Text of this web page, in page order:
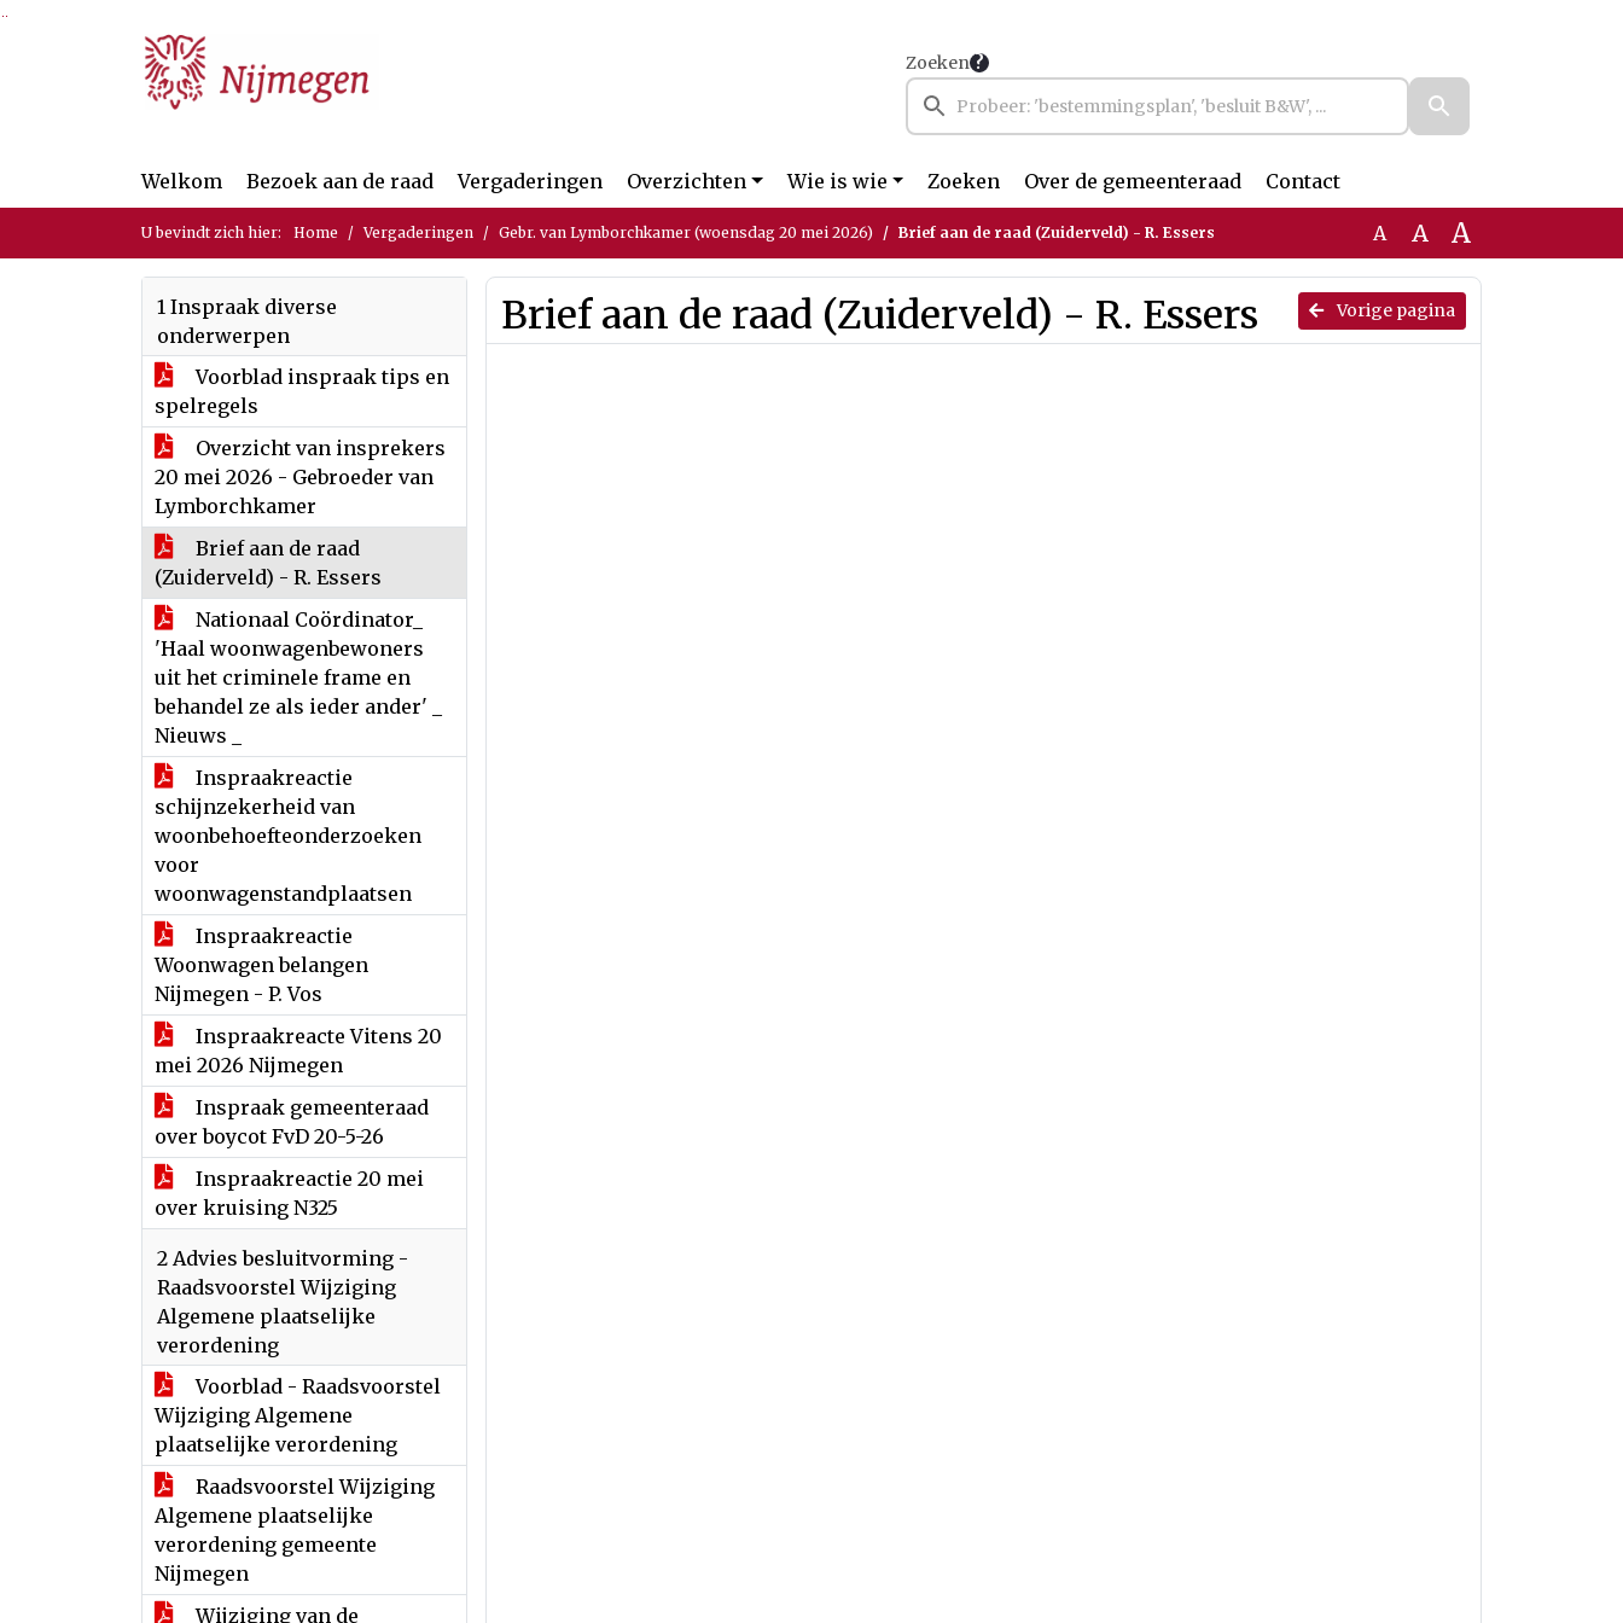
Ga naar de inhoud van deze pagina
Ga naar het zoeken
Ga naar het menu
Zoeken
Welkom Bezoek aan de raad Vergaderingen Overzichten Wie is wie Zoeken Over de gemeenteraad Contact
U bevindt zich hier: Home Vergaderingen Gebr. van Lymborchkamer (woensdag 20 mei 2026) Brief aan de raad (Zuiderveld) - R. Essers A A A
1 Inspraak diverse
onderwerpen
Voorblad inspraak tips en
spelregels
Overzicht van insprekers
20 mei 2026 - Gebroeder van
Lymborchkamer
Brief aan de raad
(Zuiderveld) - R. Essers
Nationaal Coördinator_
'Haal woonwagenbewoners
uit het criminele frame en
behandel ze als ieder ander' _
Nieuws _
Inspraakreactie
schijnzekerheid van
woonbehoefteonderzoeken
voor
woonwagenstandplaatsen
Inspraakreactie
Woonwagen belangen
Nijmegen - P. Vos
Inspraakreacte Vitens 20
mei 2026 Nijmegen
Inspraak gemeenteraad
over boycot FvD 20-5-26
Inspraakreactie 20 mei
over kruising N325
2 Advies besluitvorming -
Raadsvoorstel Wijziging
Algemene plaatselijke
verordening
Voorblad - Raadsvoorstel
Wijziging Algemene
plaatselijke verordening
Raadsvoorstel Wijziging
Algemene plaatselijke
verordening gemeente
Nijmegen
Wijziging van de
Vorige pagina
Brief aan de raad (Zuiderveld) - R. Essers